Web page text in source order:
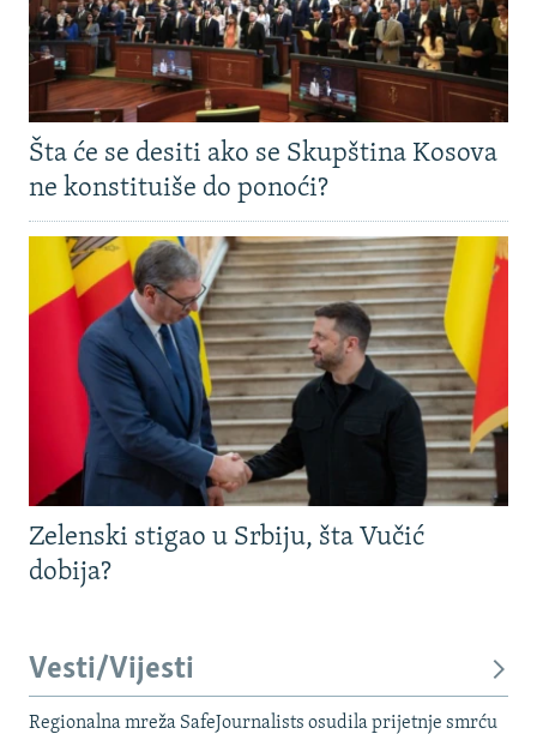
Šta će se desiti ako se Skupština Kosova
ne konstituiše do ponoći?
Zelenski stigao u Srbiju, šta Vučić
dobija?
Vesti/Vijesti
Regionalna mreža SafeJournalists osudila prijetnje smrću